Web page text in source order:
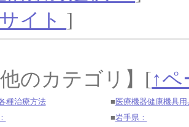
イト ]
のカテゴリ】 [↑ペ
種治療方法 ■ 医療機器健康機具
■岩手県：